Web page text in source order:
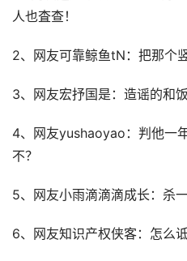
人也査查！
2、网友可靠鲸鱼tN：把那个
3、网友宏抒国是：造谣的和
4、网友yushaoyao：判他一
不？
5、网友小雨滴滴滴成长：杀
6、网友知识产权侠客：怎么